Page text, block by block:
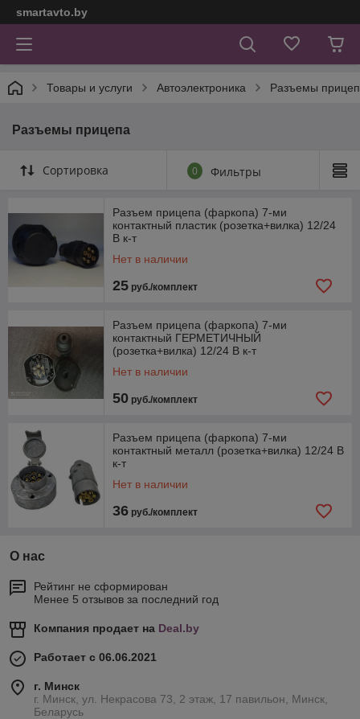
smartavto.by
Товары и услуги Автоэлектроника Разъемы
Разъемы прицепа
Сортировка 0 Фильтры
Разъем прицепа (фаркопа) 7-ми
контактный пластик (розетка+вилка) 12/24
В к-т
Нет в наличии
25 руб./комплект
Разъем прицепа (фаркопа) 7-ми
контактный ГЕРМЕТИЧНЫЙ
(розетка+вилка) 12/24 В к-т
Нет в наличии
50 руб./комплект
Разъем прицепа (фаркопа) 7-ми
контактный металл (розетка+вилка) 12/24 В
к-т
Нет в наличии
36 руб./комплект
О нас
Рейтинг не сформирован
Менее 5 отзывов за последний год
Компания продает на Deal.by
Работает с 06.06.2021
г. Минск
г. Минск, ул. Некрасова 73, 2 этаж, 17 павильон, Минск,
Беларусь